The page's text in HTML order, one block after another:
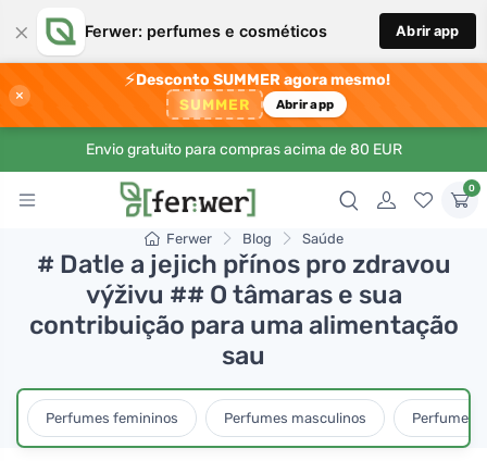
× Ferwer: perfumes e cosméticos Abrir app
×
⚡Desconto SUMMER agora mesmo!
SUMMER Abrir app
Envio gratuito para compras acima de 80 EUR
0
Ferwer Blog Saúde
# Datle a jejich přínos pro zdravou
výživu ## O tâmaras e sua
contribuição para uma alimentação
sau
Perfumes femininos Perfumes masculinos Perfumes